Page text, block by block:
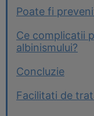
Poate fi
Ce complicatii
albinismului?
Concluzie
Facilitati de